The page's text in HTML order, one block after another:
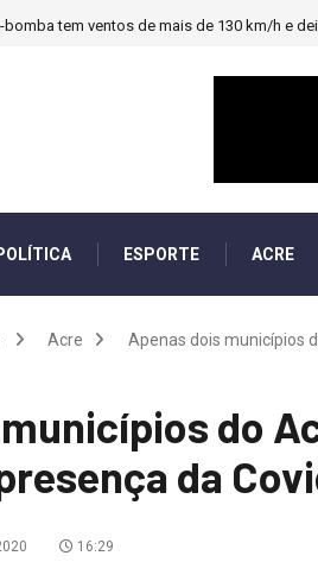
bomba tem ventos de mais de 130 km/h e
ESPORTE ACRE
Acre Apenas dois municípios
do
da
16:29